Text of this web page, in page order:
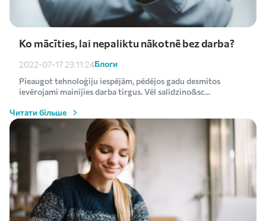
Ko mācīties, lai nepaliktu nākotnē bez darba?
2022-07-17 23:11:24Блоги
Pieaugot tehnoloģiju iespējām, pēdējos gadu desmitos
ievērojami mainījies darba tirgus. Vēl salīdzino&sc...
Читати більше